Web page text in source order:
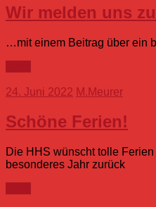
Wir melden uns
…mit einem Beitrag über ein
24. Juni 2022 M.Meurer
Schöne Ferien!
Die HHS wünscht tolle
besonderes Jahr zurück